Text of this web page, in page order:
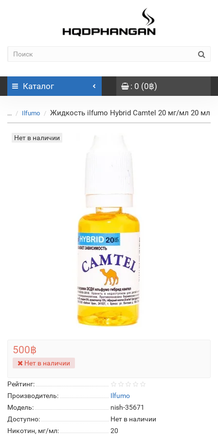
Каталог : 0 (0฿)
... Ilfumo Жидкость ilfumo Hybrid Camtel 20 мг/мл 20 мл
Нет в наличии
Рейтинг:
Производитель:
Ilfumo
Модель:
nish-35671
Доступно:
Нет в наличии
Никотин, мг/мл:
20
500฿
Нет в наличии